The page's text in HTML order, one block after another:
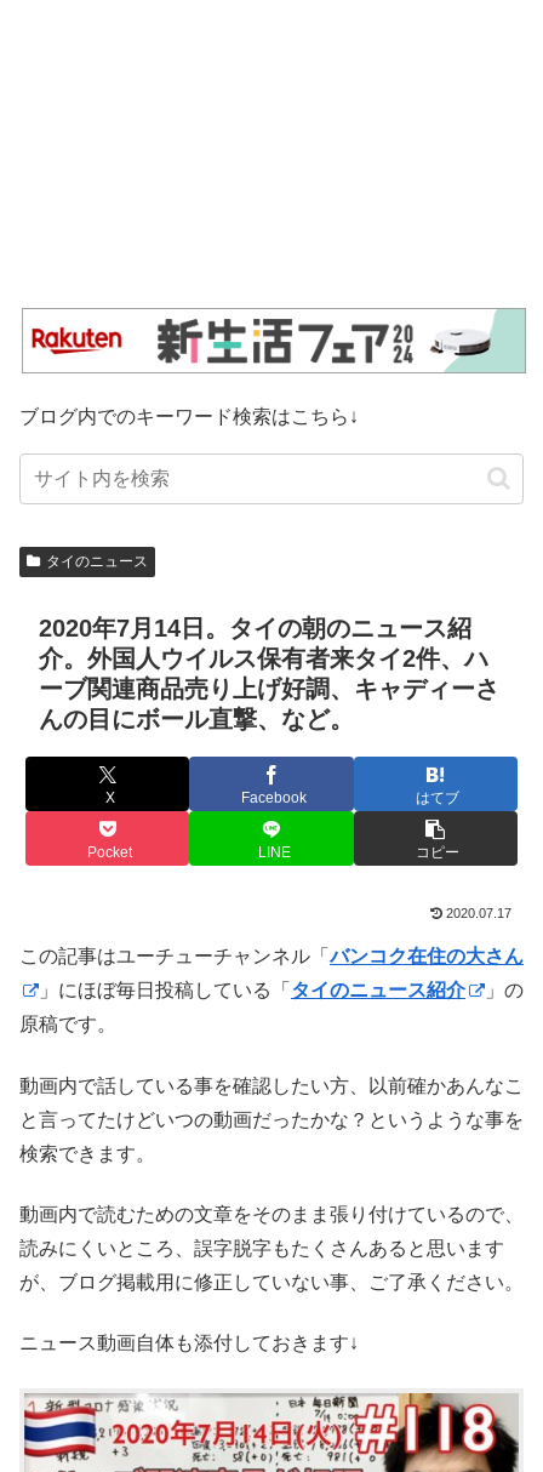
ブログ内でのキーワード検索はこちら↓
タイのニュース
2020年7月14日。タイの朝のニュース紹
介。外国人ウイルス保有者来タイ2件、ハ
ーブ関連商品売り上げ好調、キャディーさ
んの目にボール直撃、など。
X Facebook はてブ
Pocket LINE コピー
2020.07.17
この記事はユーチューチャンネル「バンコク在住の大さん
」にほぼ毎日投稿している「 タイのニュース紹介
」の
原稿です。
動画内で話している事を確認したい方、以前確かあんなこ
と言ってたけどいつの動画だったかな？というような事を
検索できます。
動画内で読むための文章をそのまま張り付けているので、
読みにくいところ、誤字脱字もたくさんあると思います
が、ブログ掲載用に修正していない事、ご了承ください。
ニュース動画自体も添付しておきます↓